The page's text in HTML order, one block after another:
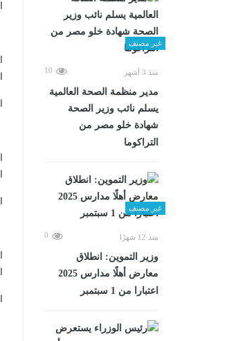
غير مصنف
منذ 3 أشهر 10
مدير منظمة الصحة العالمية
يسلم نائب وزير الصحة
شهادة خلو مصر من
التراكوما
غير مصنف
منذ 12 شهرًا 0
وزير التموين: انطلاق
معارض أهلًا مدارس 2025
اعتبارا من 1 سبتمبر